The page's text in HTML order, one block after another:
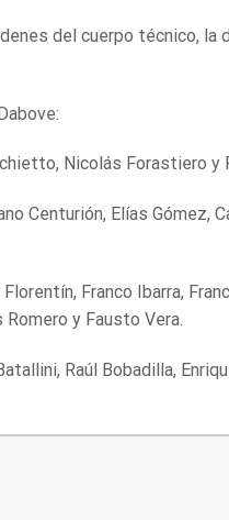
del cuerpo técnico,
Nicolás Forastiero
Centurión, Elías Gómez,
Florentín, Franco Ibarra,
y Fausto Vera.
Raúl Bobadilla,